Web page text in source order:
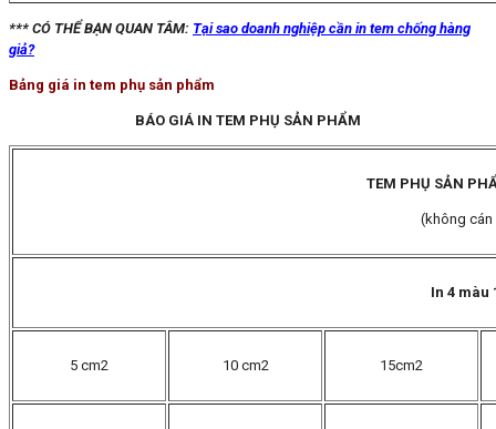
*** CÓ THỂ BẠN QUAN TÂM: Tại sao doanh nghiệp cần in tem chống hàng
giả?
Bảng giá in tem phụ sản phẩm
BÁO GIÁ IN TEM PHỤ SẢN PHẨM
TEM PHỤ SẢN
(không
In 4 màu
5 cm2 10 cm2 15cm2